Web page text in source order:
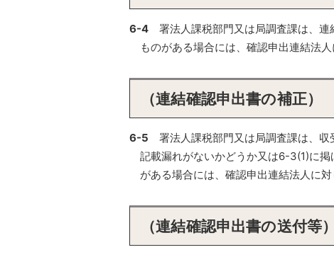
6-4 署法人課税部門又は局調査課は、
ものがある場合には、確認申出連結法
（連結確認申出書の補正）
6-5 署法人課税部門又は局調査課は、
記載漏れがないかどうか又は6-3(1)に
がある場合には、確認申出連結法人に対
（連結確認申出書の送付等）